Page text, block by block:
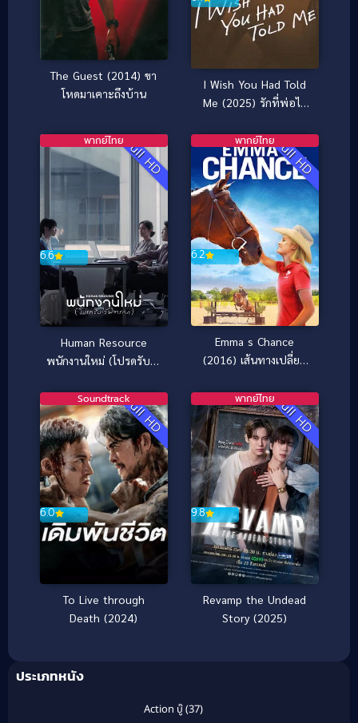
The Guest (2014) ขา
โหดมาเคาะถึงบ้าน
I Wish You Had Told
Me (2025) รักที่พ่อไม่
Full HD
6.6
พากย์ไทย
Human Resource
พนักงานใหม่ (โปรดรับไว้
Full HD
6.2
พากย์ไทย
Emma s Chance
(2016) เส้นทางเปลี่ยน
Full HD
6.0
Soundtrack
To Live through
Death (2024)
Full HD
9.8
พากย์ไทย
Revamp the Undead
Story (2025)
ประเภทหนัง
Action บู๊(37)